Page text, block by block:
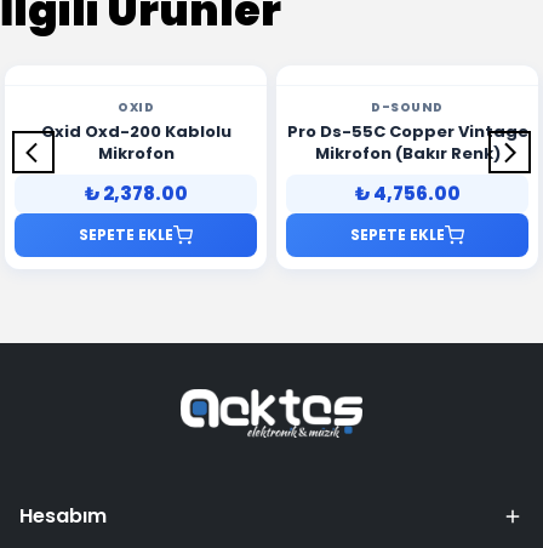
OXID
Oxid Oxd-200 Kablolu
Mikrofon
₺ 2,378.00
SEPETE EKLE
D-SOUND
Pro Ds-55C Copper Vintage
Mikrofon (Bakır Renk)
₺ 4,756.00
SEPETE EKLE
Hesabım